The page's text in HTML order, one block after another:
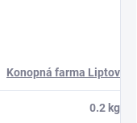
Konopná farma Liptov
0.2 kg